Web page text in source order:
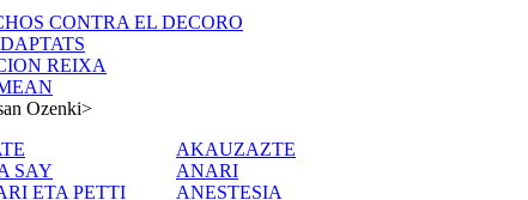
CONTRA EL DECORO
REIXA
>
AKAUZAZTE
SAY
ANARI
ETA PETTI
ANESTESIA